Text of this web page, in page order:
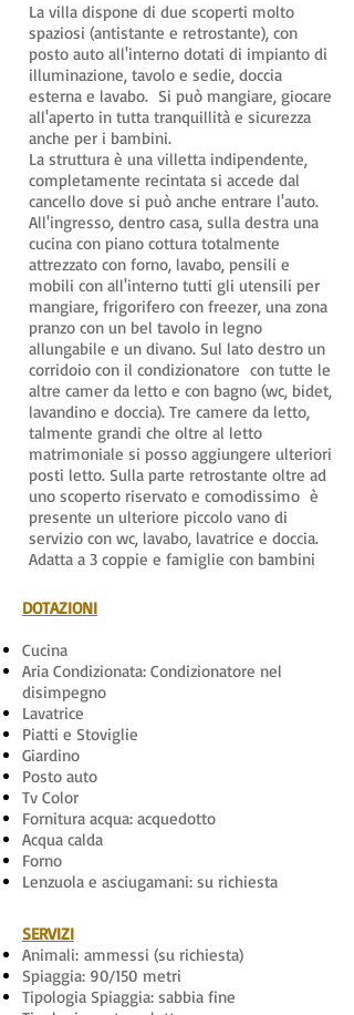
La villa dispone di due scoperti molto
spaziosi (antistante e retrostante), con
posto auto all'interno dotati di impianto di
illuminazione, tavolo e sedie, doccia
esterna e lavabo. Si può mangiare, giocare
all'aperto in tutta tranquillità e sicurezza
anche per i bambini.
La struttura è una villetta indipendente,
completamente recintata si accede dal
cancello dove si può anche entrare l'auto.
All'ingresso, dentro casa, sulla destra una
cucina con piano cottura totalmente
attrezzato con forno, lavabo, pensili e
mobili con all'interno tutti gli utensili per
mangiare, frigorifero con freezer, una zona
pranzo con un bel tavolo in legno
allungabile e un divano. Sul lato destro un
corridoio con il condizionatore con tutte le
altre camer da letto e con bagno (wc, bidet,
lavandino e doccia). Tre camere da letto,
talmente grandi che oltre al letto
matrimoniale si posso aggiungere ulteriori
posti letto. Sulla parte retrostante oltre ad
uno scoperto riservato e comodissimo è
presente un ulteriore piccolo vano di
servizio con wc, lavabo, lavatrice e doccia.
Adatta a 3 coppie e famiglie con bambini
DOTAZIONI​
Cucina
Aria Condizionata: Condizionatore nel
disimpegno
Lavatrice
Piatti e Stoviglie
Giardino
Posto auto
Tv Color
Fornitura acqua: acquedotto
Acqua calda
Forno
Lenzuola e asciugamani: su richiesta
SERVIZI​
Animali: ammessi (su richiesta)
Spiaggia: 90/150 metri
Tipologia Spiaggia: sabbia fine